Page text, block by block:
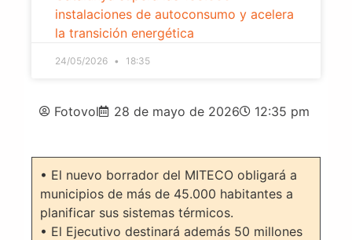
Fotovol 28 de mayo de 2026 12:35 pm
• El nuevo borrador del MITECO obligará a
municipios de más de 45.000 habitantes a
planificar sus sistemas térmicos.
• El Ejecutivo destinará además 50 millones
instalaciones de autoconsumo y acelera
la transición energética
24/05/2026 18:35